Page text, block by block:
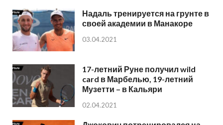
Надаль тренируется на грунте в
своей академии в Манакоре
03.04.2021
17-летний Руне получил wild
card в Марбелью, 19-летний
Музетти – в Кальяри
02.04.2021